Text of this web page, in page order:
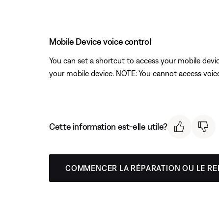
Mobile Device voice control
You can set a shortcut to access your mobile
your mobile device. NOTE: You cannot access
Cette information est-elle utile?
COMMENCER LA RÉPARATION OU LE